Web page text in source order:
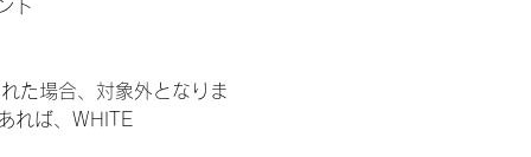
ト
た場合、対象外となりま
れば、WHITE